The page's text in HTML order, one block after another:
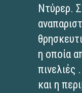
Ντύρερ.
η οποία
και η